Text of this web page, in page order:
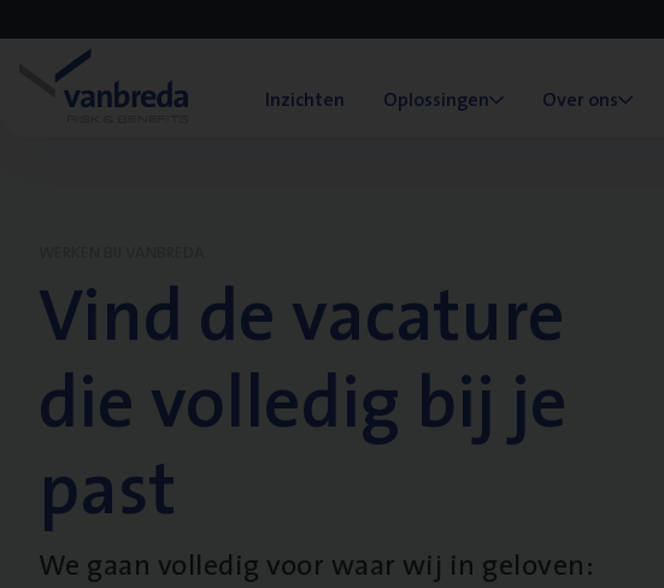
Inzichten Oplossingen Over ons
Vind de vacature
die volledig bij je
past
We gaan volledig voor waar wij in geloven: